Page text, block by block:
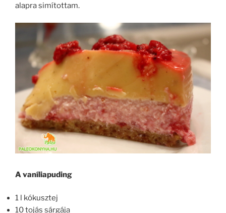
alapra simítottam.
A vaníliapuding
1 l kókusztej
10 tojás sárgája